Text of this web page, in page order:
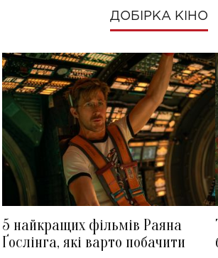
ДОБІРКА КІНО
5 найкращих фільмів Раяна
Ґослінга, які варто побачити